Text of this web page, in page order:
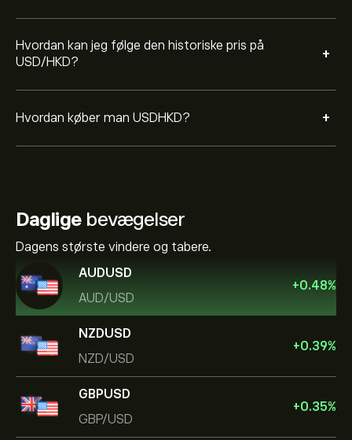
Hvordan kan jeg følge den historiske pris på
USD/HKD?
+
Hvordan køber man USDHKD? +
Dagligebevægelser
Dagens største vindere og tabere.
AUDUSD
AUD/USD
+0.48%
NZDUSD
NZD/USD
+0.39%
GBPUSD
GBP/USD
+0.35%